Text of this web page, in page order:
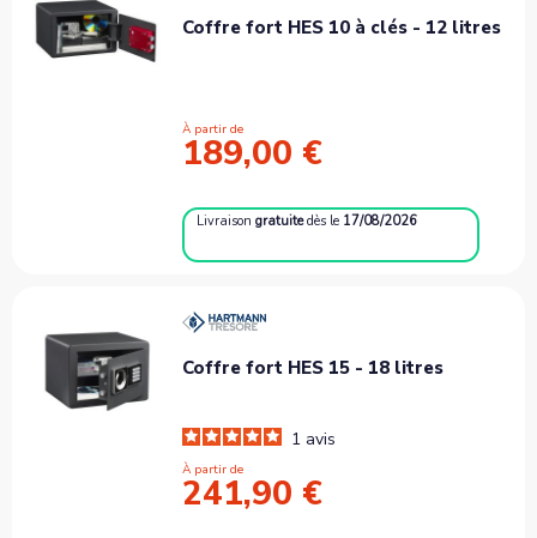
Coffre fort HES 10 à clés - 12 litres
À partir de
189,00 €
Livraisongratuite dès le 17/08/2026
Coffre fort HES 15 - 18 litres
1 avis
À partir de
241,90 €